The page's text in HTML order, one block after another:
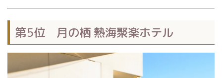
第5位 月の栖 熱海聚楽ホテル